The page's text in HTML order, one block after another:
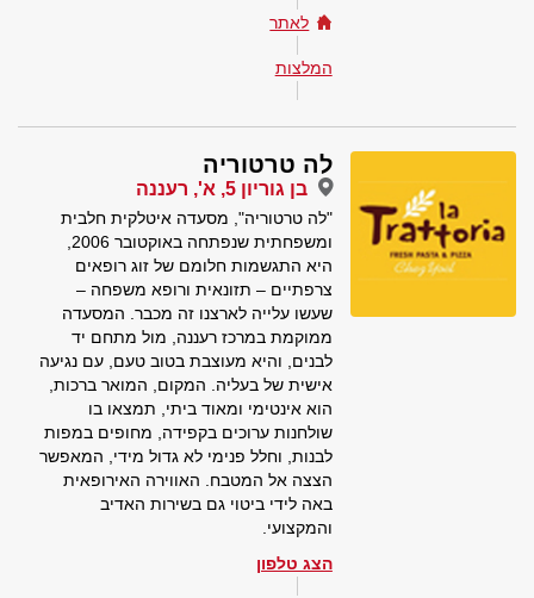
לאתר
המלצות
לה טרטוריה
בן גוריון 5, א', רעננה
"לה טרטוריה", מסעדה איטלקית חלבית
ומשפחתית שנפתחה באוקטובר 2006,
היא התגשמות חלומם של זוג רופאים
צרפתיים – תזונאית ורופא משפחה –
שעשו עלייה לארצנו זה מכבר. המסעדה
ממוקמת במרכז רעננה, מול מתחם יד
לבנים, והיא מעוצבת בטוב טעם, עם נגיעה
אישית של בעליה. המקום, המואר ברכות,
הוא אינטימי ומאוד ביתי, תמצאו בו
שולחנות ערוכים בקפידה, מחופים במפות
לבנות, וחלל פנימי לא גדול מידי, המאפשר
הצצה אל המטבח. האווירה האירופאית
באה לידי ביטוי גם בשירות האדיב
והמקצועי.
הצג טלפון